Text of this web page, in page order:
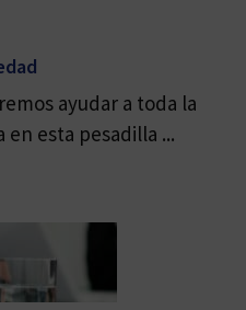
ayudar a toda la
esta pesadilla ...